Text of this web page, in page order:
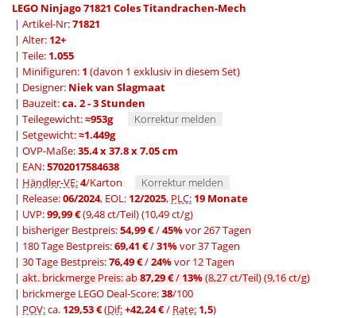
LEGO Ninjago 71821 Coles Titandrachen-Mech
| Artikel-Nr:71821
| Alter: 12+
| Teile: 1.055
| Minifiguren: 1 (davon 1 exklusiv in diesem Set)
| Designer: Niek van Slagmaat
| Bauzeit:ca. 2 - 3 Stunden
| Teilegewicht:≈953g
Korrektur melden
| Setgewicht:≈1.449g
| OVP-Maße:35.4 x 37.8 x 7.05 cm
| EAN:5702017584638
| Händler-VE:4/Karton
Korrektur melden
| Release:06/2024, EOL: 12/2025, PLC: 19 Monate
| UVP:99,99 €(9,48 ct/Teil)(10,49 ct/g)
| bisheriger Bestpreis:54,99 €/45%vor 267 Tagen
| 180 Tage Bestpreis:69,41 €/31%vor 37 Tagen
| 30 Tage Bestpreis:76,49 €/24%vor 12 Tagen
| akt. brickmerge Preis: ab87,29 €/ 13%(8,27 ct/Teil)(9,16 ct/g)
| brickmerge LEGO Deal-Score:38/100
| POV:ca. 129,53 €(Dif:+42,24 €/ Rate: 1,5)